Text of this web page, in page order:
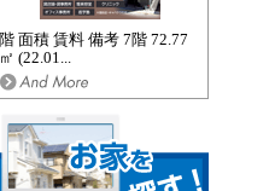
階 面積 賃料 備考 7階 72.77
㎡ (22.01...